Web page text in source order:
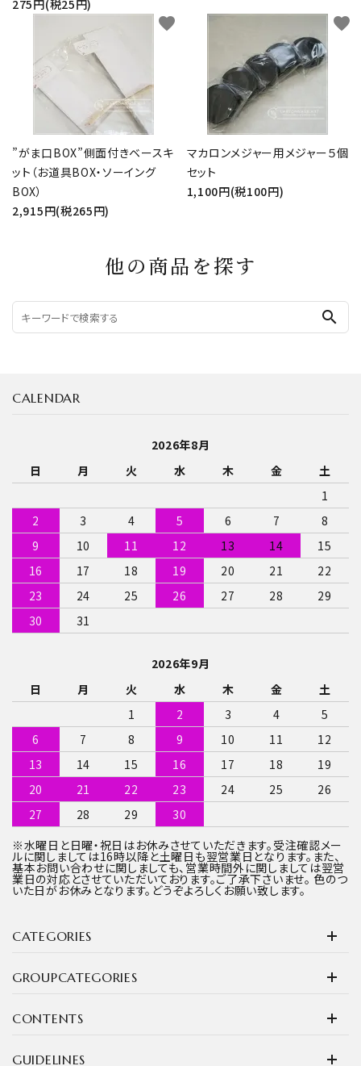
275円(税25円)
”がま口BOX”側面付きベースキ
ット（お道具BOX・ソーイング
BOX）
2,915円(税265円)
favorite
マカロンメジャー用メジャー５個
セット
1,100円(税100円)
favorite
他の商品を探す
search
CATEGORIES
GROUPCATEGORIES
CONTENTS
CALENDAR
2026年8月
日
月 火 水 木 金
土
1
2
3 4 5 6 7
8
9
10 11 12 13 14
15
16
17 18 19 20 21
22
23
24 25 26 27 28
29
30
31
2026年9月
日
月 火 水 木 金
土
1
2 3 4
5
6
7 8 9 10 11
12
13
14 15 16 17 18
19
20
21 22 23 24 25
26
27
28 29
30
※水曜日と日曜・祝日はお休みさせていただきます。受注確認メー
ルに関しましては16時以降と土曜日も翌営業日となります。また、
基本お問い合わせに関しましても、営業時間外に関しましては翌営
業日の対応とさせていただいております。ご了承下さいませ。 色のつ
いた日がお休みとなります。どうぞよろしくお願い致します。
GUIDELINES